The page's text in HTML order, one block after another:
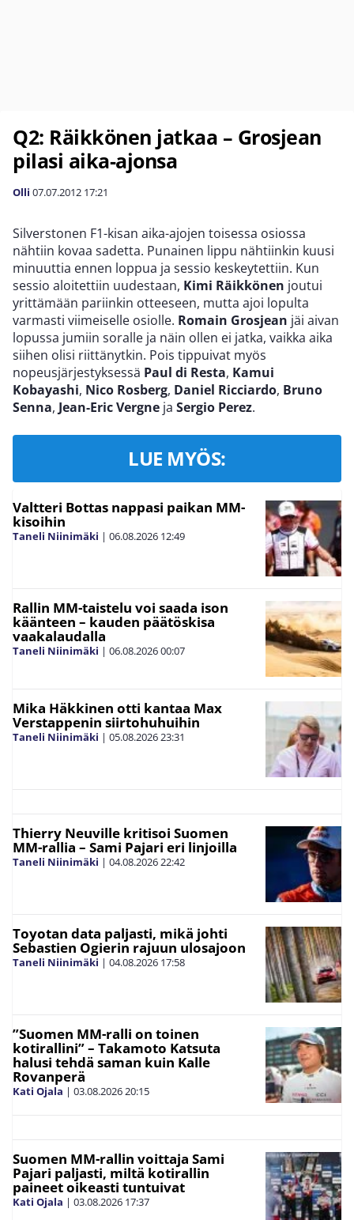
Q2: Räikkönen jatkaa – Grosjean
pilasi aika-ajonsa
Olli 07.07.2012 17:21
Silverstonen F1-kisan aika-ajojen toisessa osiossa
nähtiin kovaa sadetta. Punainen lippu nähtiinkin kuusi
minuuttia ennen loppua ja sessio keskeytettiin. Kun
sessio aloitettiin uudestaan, Kimi Räikkönen joutui
yrittämään pariinkin otteeseen, mutta ajoi lopulta
varmasti viimeiselle osiolle. Romain Grosjean jäi aivan
lopussa jumiin soralle ja näin ollen ei jatka, vaikka aika
siihen olisi riittänytkin. Pois tippuivat myös
nopeusjärjestyksessä Paul di Resta, Kamui
Kobayashi, Nico Rosberg, Daniel Ricciardo, Bruno
Senna, Jean-Eric Vergne ja Sergio Perez.
LUE MYÖS:
Valtteri Bottas nappasi paikan MM-
kisoihin
Taneli Niinimäki | 06.08.2026 12:49
Rallin MM-taistelu voi saada ison
käänteen – kauden päätöskisa
vaakalaudalla
Taneli Niinimäki | 06.08.202600:07
Mika Häkkinen otti kantaa Max
Verstappenin siirtohuhuihin
Taneli Niinimäki | 05.08.202623:31
Thierry Neuville kritisoi Suomen
MM-rallia – Sami Pajari eri linjoilla
Taneli Niinimäki | 04.08.202622:42
Toyotan data paljasti, mikä johti
Sebastien Ogierin rajuun ulosajoon
Taneli Niinimäki | 04.08.2026 17:58
”Suomen MM-ralli on toinen
kotirallini” – Takamoto Katsuta
halusi tehdä saman kuin Kalle
Rovanperä
Kati Ojala | 03.08.202620:15
Suomen MM-rallin voittaja Sami
Pajari paljasti, miltä kotirallin
paineet oikeasti tuntuivat
Kati Ojala | 03.08.2026 17:37